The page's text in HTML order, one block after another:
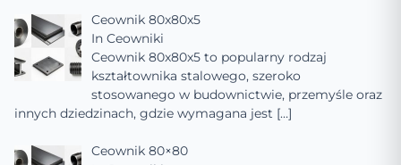
Ceownik 80x80x5
In Ceowniki
Ceownik 80x80x5 to popularny rodzaj
kształtownika stalowego, szeroko
stosowanego w budownictwie, przemyśle oraz
innych dziedzinach, gdzie wymagana jest […]
Ceownik 80×80